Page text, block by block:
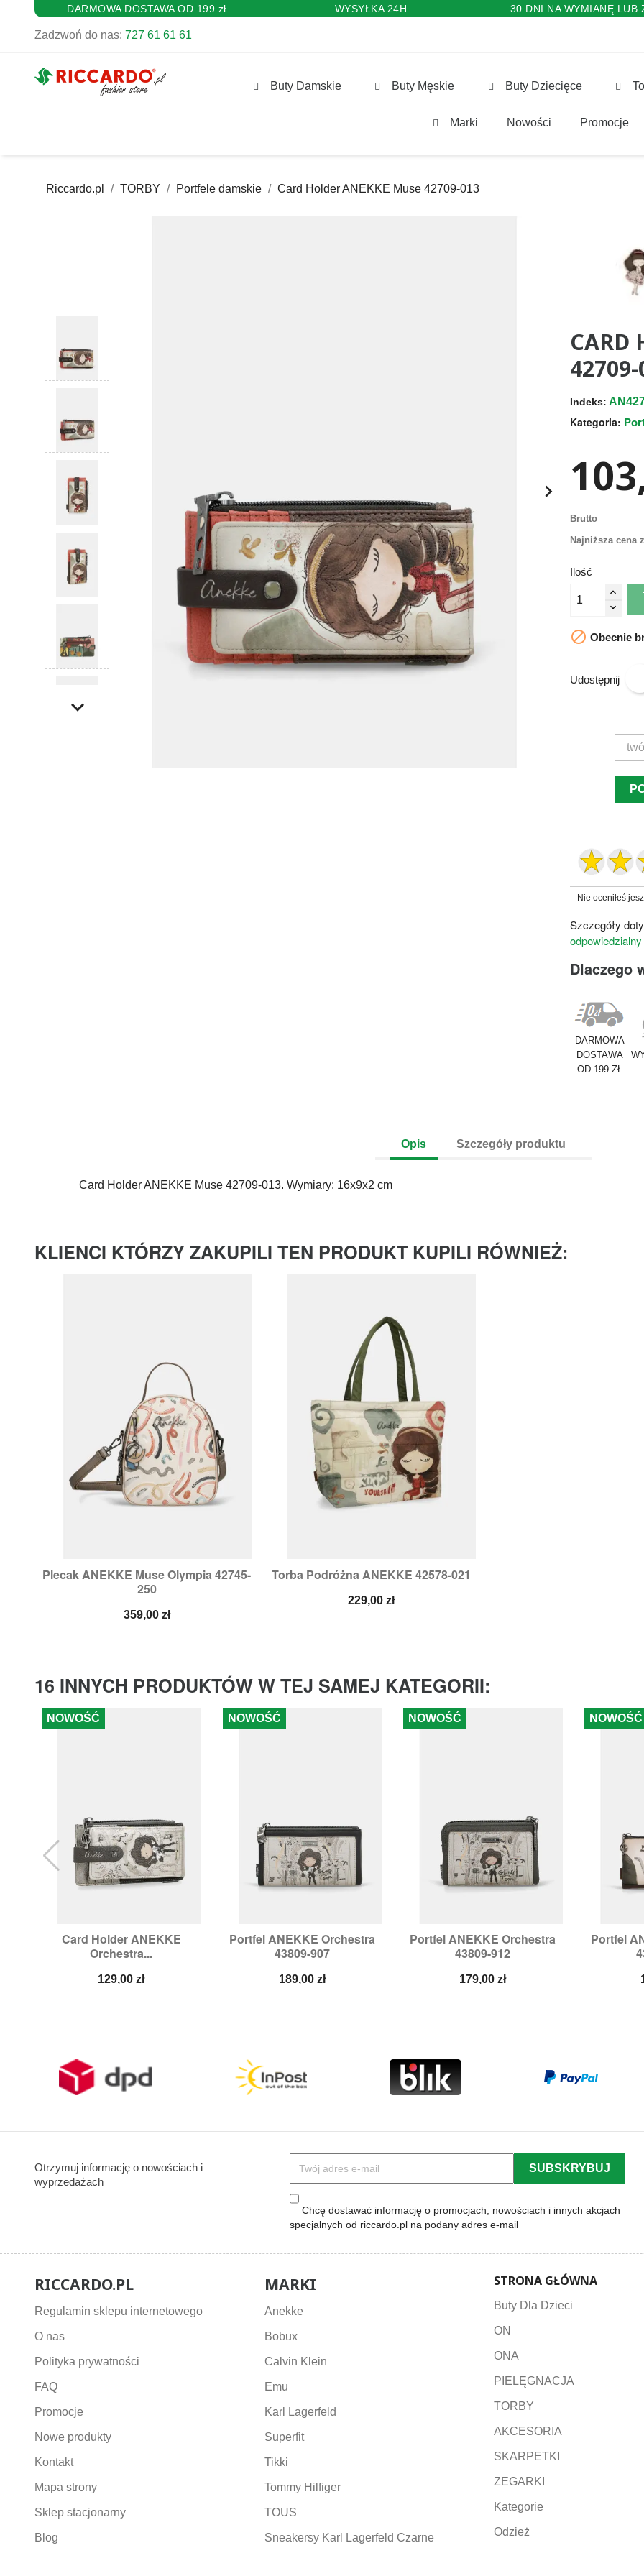
DARMOWA DOSTAWA OD 199 zł WYSYŁKA 24H 30 DNI NA WYMIANĘ LUB
Zadzwoń do nas: 727 61 61 61
Buty Damskie Buty Męskie Buty Dziecięce
Marki Nowości Promocje
Riccardo.pl TORBY Portfele damskie Card Holder ANEKKE Muse 42709-013

CARD
Indeks:
Kategoria:
Brutto
Najniższa cena
Ilość
 Obecnie
Udostępnij
Nie oceniłeś
Szczegóły
Dlaczego
DARMOWA
DOSTAWA
OD 199 ZŁ
Opis Szczegóły produktu
Card HolderANEKKE Muse 42709-013. Wymiary: 16x9x2 cm
KLIENCI KTÓRZY ZAKUPILI TEN PRODUKT KUPILI RÓWNIEŻ:
Plecak ANEKKE Muse Olympia 42745-
250
Cena
359,00 zł
Szybki podgląd Torba Podróżna ANEKKE 42578-021
Cena
229,00 zł
Szybki podgląd
16 INNYCH PRODUKTÓW W TEJ SAMEJ KATEGORII:
Card Holder ANEKKE
Orchestra...
Cena
129,00 zł
 Szybki podgląd
NOWOŚĆ
Portfel ANEKKE Orchestra
43809-907
Cena
189,00 zł
Szybki podgląd
NOWOŚĆ
Portfel ANEKKE Orchestra
43809-912
Cena
179,00 zł
Szybki podgląd
NOWOŚĆ
Portfel

NOWOŚĆ
Otrzymuj informację o nowościach i
wyprzedażach
Chcę dostawać informację o promocjach, nowościach i innych akcjach
specjalnych od riccardo.pl na podany adres e-mail
RICCARDO.PL
Regulamin sklepu internetowego
O nas
Polityka prywatności
FAQ
Promocje
Nowe produkty
Kontakt
Mapa strony
Sklep stacjonarny
Blog
MARKI
Anekke
Bobux
Calvin Klein
Emu
Karl Lagerfeld
Superfit
Tikki
Tommy Hilfiger
TOUS
Sneakersy Karl Lagerfeld Czarne
STRONA GŁÓWNA
Buty Dla Dzieci
ON
ONA
PIELĘGNACJA
TORBY
AKCESORIA
SKARPETKI
ZEGARKI
Kategorie
Odzież